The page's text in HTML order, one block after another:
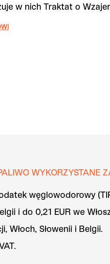
w nich Traktat o
WYKORZYSTANE
węglowodorowy
i do 0,21 EUR we
Włoch, Słowenii i Belgii.